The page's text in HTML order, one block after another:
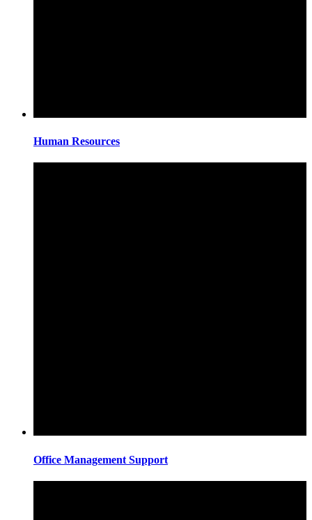
Human Resources
Office Management Support